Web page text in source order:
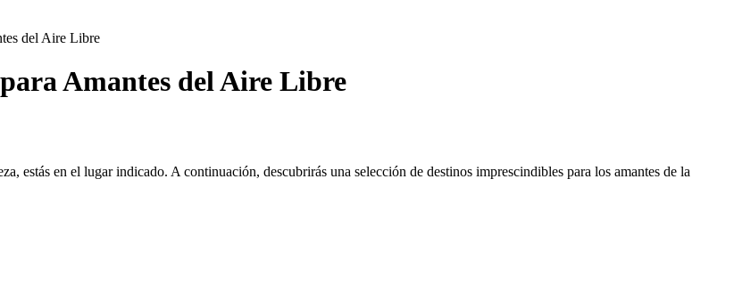
del Aire Libre
Amantes del Aire Libre
estás en el lugar indicado. A continuación, descubrirás una selección de destinos imprescindibles para los amantes de la